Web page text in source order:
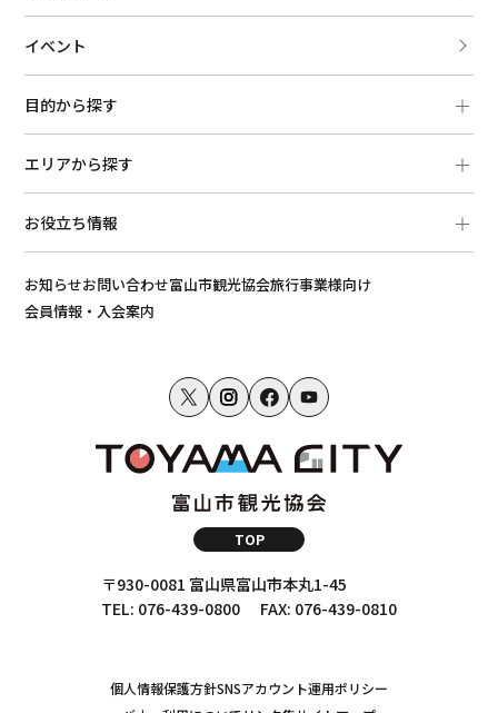
イベント
目的から探す
エリアから探す
お役立ち情報
お知らせお問い合わせ富山市観光協会旅行事業様向け
会員情報・入会案内
TOP
〒930-0081 富山県富山市本丸1-45
TEL: 076-439-0800
FAX: 076-439-0810
個人情報保護方針SNSアカウント運用ポリシー